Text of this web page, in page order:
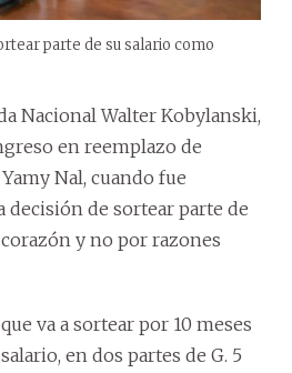
parte de su salario como
Nacional Walter Kobylanski,
en reemplazo de
Nal, cuando fue
decisión de sortear parte de
y no por razones
va a sortear por 10 meses
en dos partes de G. 5